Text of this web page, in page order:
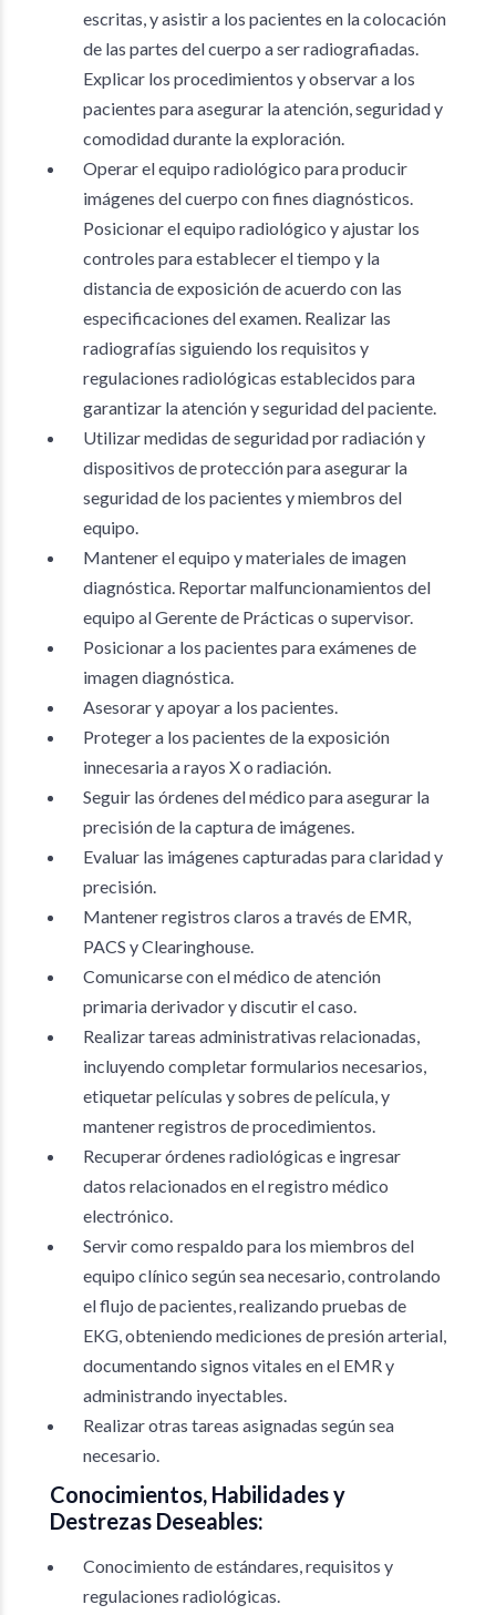
escritas, y asistir a los pacientes en la colocación
de las partes del cuerpo a ser radiografiadas.
Explicar los procedimientos y observar a los
pacientes para asegurar la atención, seguridad y
comodidad durante la exploración.
Operar el equipo radiológico para producir
imágenes del cuerpo con fines diagnósticos.
Posicionar el equipo radiológico y ajustar los
controles para establecer el tiempo y la
distancia de exposición de acuerdo con las
especificaciones del examen. Realizar las
radiografías siguiendo los requisitos y
regulaciones radiológicas establecidos para
garantizar la atención y seguridad del paciente.
Utilizar medidas de seguridad por radiación y
dispositivos de protección para asegurar la
seguridad de los pacientes y miembros del
equipo.
Mantener el equipo y materiales de imagen
diagnóstica. Reportar malfuncionamientos del
equipo al Gerente de Prácticas o supervisor.
Posicionar a los pacientes para exámenes de
imagen diagnóstica.
Asesorar y apoyar a los pacientes.
Proteger a los pacientes de la exposición
innecesaria a rayos X o radiación.
Seguir las órdenes del médico para asegurar la
precisión de la captura de imágenes.
Evaluar las imágenes capturadas para claridad y
precisión.
Mantener registros claros a través de EMR,
PACS y Clearinghouse.
Comunicarse con el médico de atención
primaria derivador y discutir el caso.
Realizar tareas administrativas relacionadas,
incluyendo completar formularios necesarios,
etiquetar películas y sobres de película, y
mantener registros de procedimientos.
Recuperar órdenes radiológicas e ingresar
datos relacionados en el registro médico
electrónico.
Servir como respaldo para los miembros del
equipo clínico según sea necesario, controlando
el flujo de pacientes, realizando pruebas de
EKG, obteniendo mediciones de presión arterial,
documentando signos vitales en el EMR y
administrando inyectables.
Realizar otras tareas asignadas según sea
necesario.
Conocimientos, Habilidades y
Destrezas Deseables:
Conocimiento de estándares, requisitos y
regulaciones radiológicas.